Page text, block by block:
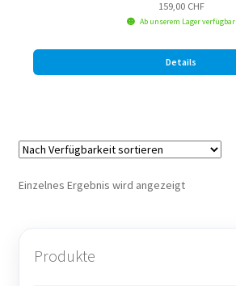
159,00 CHF
Ab unserem Lager verfügbar
Details
Einzelnes Ergebnis wird angezeigt
Produkte